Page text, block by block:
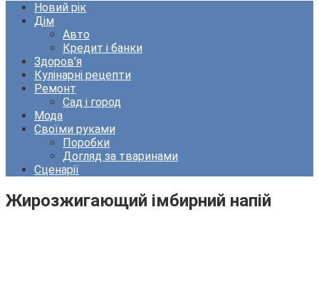
Новий рік
Дім
Авто
Кредит і банки
Здоров’я
Кулінарні рецепти
Ремонт
Сад і город
Мода
Своїми руками
Поробки
Догляд за тваринами
Сценарії
Жирозжигающий імбирний напій